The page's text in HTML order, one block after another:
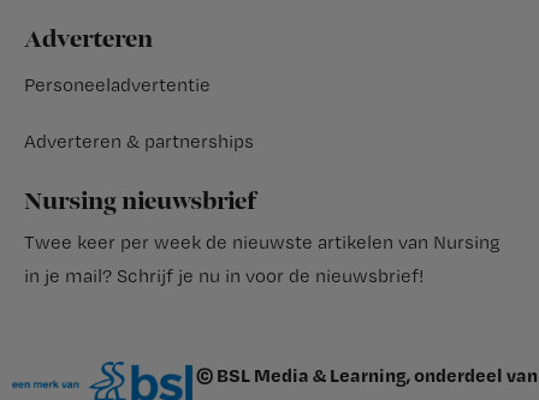
Adverteren
Personeeladvertentie
Adverteren & partnerships
Nursing nieuwsbrief
Twee keer per week de nieuwste artikelen van Nursing
in je mail? Schrijf je nu in voor de nieuwsbrief!
© BSL Media & Learning, onderdeel van